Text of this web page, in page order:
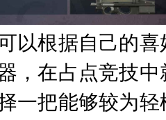
以根据自己的
，在占点竞技
一把能够较为